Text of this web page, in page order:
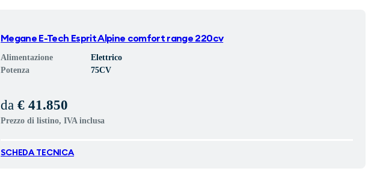
Megane E-Tech Esprit Alpine comfort range 220cv
Alimentazione
Elettrico
Potenza
75CV
da € 41.850
Prezzo di listino, IVA inclusa
SCHEDA TECNICA